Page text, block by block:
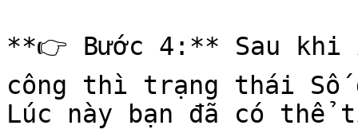
**👉 Bước 4:** Sau khi
công thì trạng thái
Lúc này bạn đã có thể